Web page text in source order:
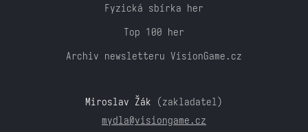
Fyzická sbírka her
Top 100 her
Archiv newsletteru VisionGame.cz
Miroslav Žák (zakladatel)
mydla@visiongame.cz